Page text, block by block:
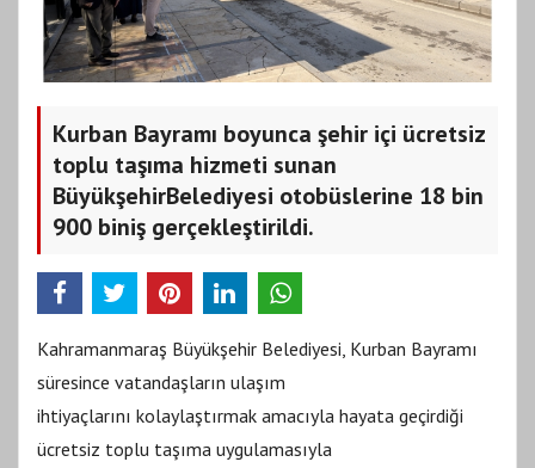
Kurban Bayramı boyunca şehir içi ücretsiz
toplu taşıma hizmeti sunan
BüyükşehirBelediyesi otobüslerine 18 bin
900 biniş gerçekleştirildi.
Kahramanmaraş Büyükşehir Belediyesi, Kurban Bayramı
süresince vatandaşların ulaşım
ihtiyaçlarını kolaylaştırmak amacıyla hayata geçirdiği
ücretsiz toplu taşıma uygulamasıyla